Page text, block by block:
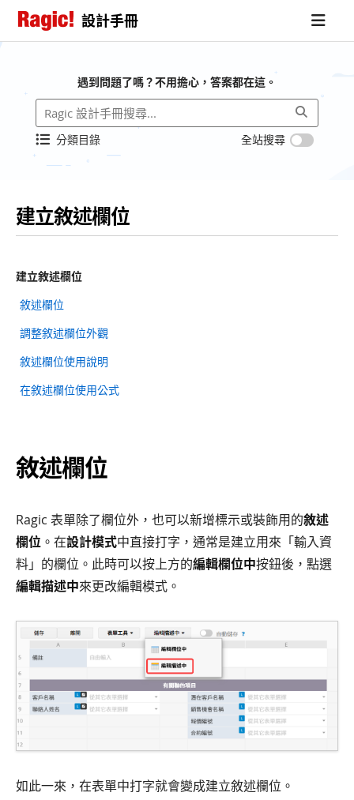
設計手冊
遇到問題了嗎？不用擔心，答案都在這。
分類目錄 全站搜尋
建立敘述欄位
建立敘述欄位
敘述欄位
調整敘述欄位外觀
敘述欄位使用說明
在敘述欄位使用公式
敘述欄位
Ragic 表單除了欄位外，也可以新增標示或裝飾用的敘述
欄位 。在設計模式中直接打字，通常是建立用來「輸入資
料」的欄位。此時可以按上方的編輯欄位中按鈕後，點選
編輯描述中來更改編輯模式。
如此一來，在表單中打字就會變成建立敘述欄位。